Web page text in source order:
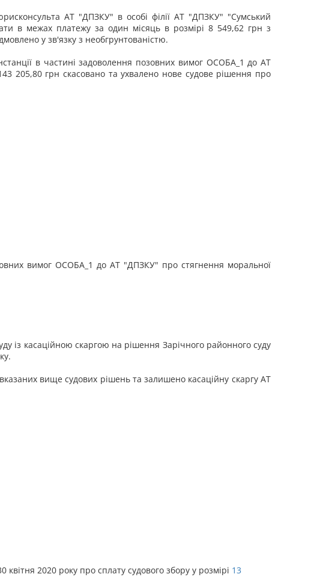
АТ "ДПЗКУ" в особі філії АТ "ДПЗКУ" "Сумський
в межах платежу за один місяць в розмірі 8 549,62 грн з
у зв'язку з необгрунтованістю.
в частині задоволення позовних вимог ОСОБА_1 до АТ
205,80 грн скасовано та ухвалено нове судове рішення про
вимог ОСОБА_1 до АТ "ДПЗКУ" про стягнення моральної
із касаційною скаргою на рішення Зарічного районного суду
вище судових рішень та залишено касаційну скаргу АТ
2020 року про сплату судового збору у розмірі 13